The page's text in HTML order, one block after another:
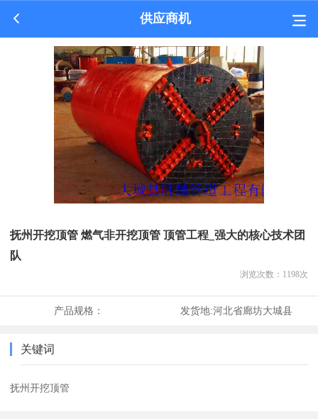
供应商机
抚州开挖顶管 燃气非开挖顶管 顶管工程_强大的核心技术团
队
浏览次数： 1198次
产品规格： 发货地:河北省廊坊大城县
关键词
抚州开挖顶管